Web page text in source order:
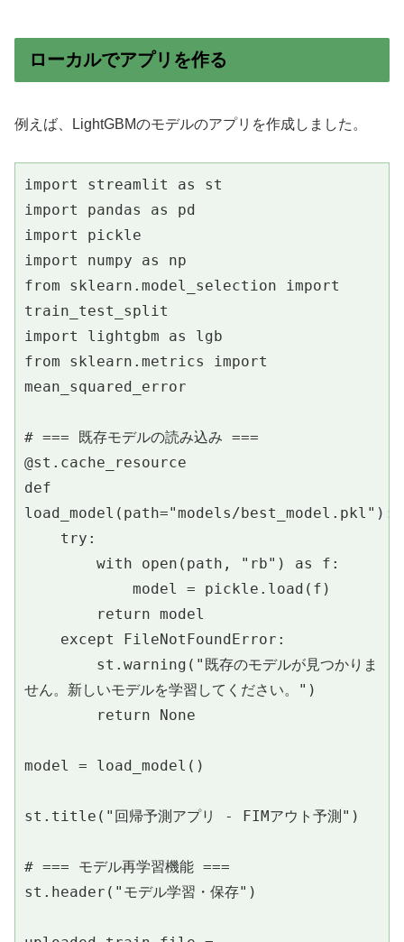
ローカルでアプリを作る
例えば、LightGBMのモデルのアプリを作成しました。
import streamlit as st
import pandas as pd
import pickle
import numpy as np
from sklearn.model_selection import
train_test_split
import lightgbm as lgb
from sklearn.metrics import
mean_squared_error
# === 既存モデルの読み込み ===
@st.cache_resource
def
load_model(path="models/best_model.pkl"):
    try:
        with open(path, "rb") as f:
            model = pickle.load(f)
        return model
    except FileNotFoundError:
せん。新しいモデルを学習してください。")
        return None
model = load_model()
st.title("回帰予測アプリ - FIMアウト予測")
# === モデル再学習機能 ===
st.header("モデル学習・保存")